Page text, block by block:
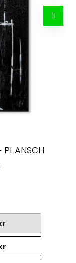
PLANSCH